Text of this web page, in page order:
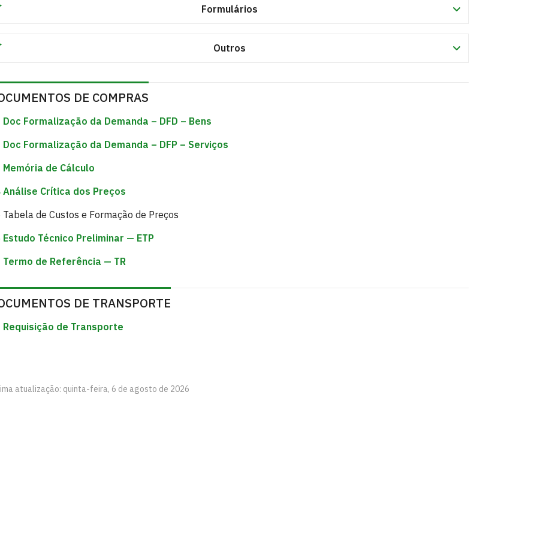
Formulários
Outros
DE COMPRAS
Doc Formalização da Demanda – DFD – Bens
Doc Formalização da Demanda – DFP – Serviços
Memória de Cálculo
Análise Crítica dos Preços
de Custos e Formação de Preços
Estudo Técnico Preliminar — ETP
Termo de Referência — TR
DE TRANSPORTE
Requisição de Transporte
atualização: quinta-feira, 6 de agosto de 2026